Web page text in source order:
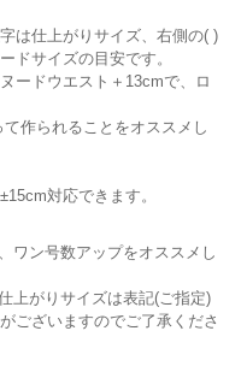
は仕上がりサイズ、右側の( )
ドサイズの目安です。
ードウエスト＋13cmで、ロ
作られることをオススメし
対応できます。
ワン号数アップをオススメし
上がりサイズは表記(ご指定)
ございますのでご了承くださ